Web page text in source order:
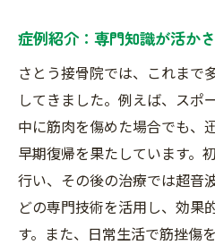
症例紹介：専門知識が活か
さとう接骨院では、これまで
してきました。例えば、スポ
中に筋肉を傷めた場合でも、
早期復帰を果たしています。
行い、その後の治療では超音
どの専門技術を活用し、効果
す。また、日常生活で筋挫傷